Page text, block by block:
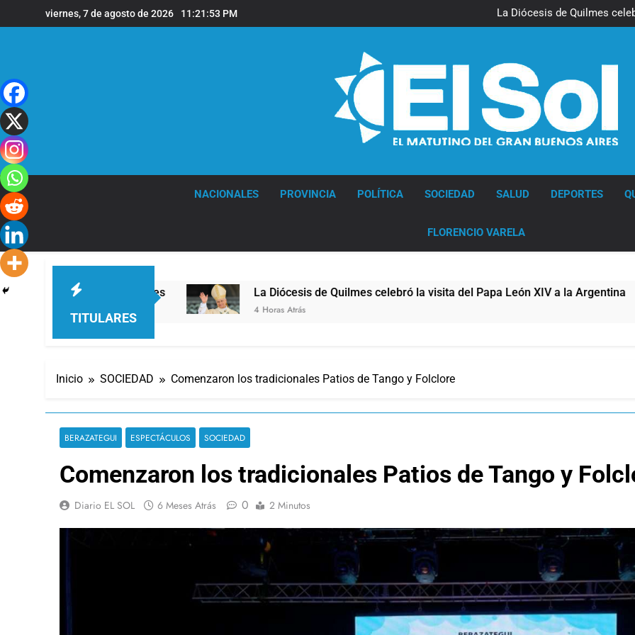
al
viernes, 7 de agosto de 2026 11:21:54 PM
La Diócesis de Quilmes
Figuras de la cultura se
La Diócesis de Quilmes
Figuras de la cultura se
Nueva jornada negativa
en Wall Street y el
NACIONALES PROVINCIA POLÍTICA SOCIEDAD SALUD DEPORTES
FLORENCIO VARELA
TITULARES
de Quilmes La Diócesis de Quilmes celebró la visita del Papa León XIV a la Argentina
4 Horas Atrás
Inicio SOCIEDAD Comenzaron los tradicionales Patios de Tango y Folclore
BERAZATEGUI ESPECTÁCULOS SOCIEDAD
Comenzaron los tradicionales Patios de Tango y
Diario EL SOL 6 Meses Atrás 0 2 Minutos